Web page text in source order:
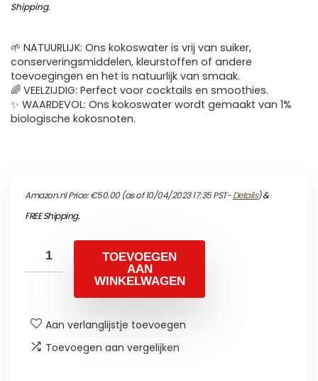
Shipping.
🌱 NATUURLIJK: Ons kokoswater is vrij van suiker,
conserveringsmiddelen, kleurstoffen of andere
toevoegingen en het is natuurlijk van smaak.
🌈 VEELZIJDIG: Perfect voor cocktails en smoothies.
✨ WAARDEVOL: Ons kokoswater wordt gemaakt van 1%
biologische kokosnoten.
Amazon.nl Price:€50.00(as of 10/04/2023 17:35 PST-Details)&
FREE Shipping.
TOEVOEGEN
AAN
WINKELWAGEN
Aan verlanglijstje toevoegen
Toevoegen aan vergelijken